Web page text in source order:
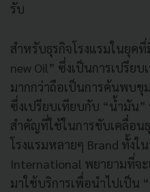
รับ
สำหรับธุรกิจโรงแรมในยุค
new Oil” ซึ่งเป็นการเปรีย
มากกว่าถือเป็นการค้นพบ
ซึ่งเปรียบเทียบกับ “น้ำมัน
สำคัญที่ใช้ในการขับเคลื่อน
โรงแรมหลายๆ Brand ทั้งใ
International พยายามที่จ
มาใช้บริการเพื่อนำไปเป็น